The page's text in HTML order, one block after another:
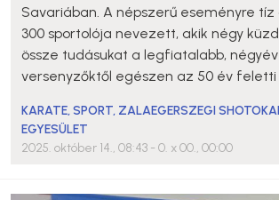
Savariában. A népszerű eseményre tíz
300 sportolója nevezett, akik négy
össze tudásukat a legfiatalabb,
versenyzőktől egészen az 50 év feletti
KARATE,SPORT, ZALAEGERSZEGI
EGYESÜLET
2025. október 14., 08:43 - 0. x 00., 00:00